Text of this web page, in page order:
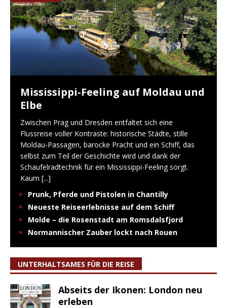
Mississippi-Feeling auf Moldau und
Elbe
Zwischen Prag und Dresden entfaltet sich eine
Flussreise voller Kontraste: historische Städte, stille
Moldau-Passagen, barocke Pracht und ein Schiff, das
selbst zum Teil der Geschichte wird und dank der
Schaufelradtechnik für ein Mississippi-Feeling sorgt.
Kaum [...]
Prunk, Pferde und Pistolen in Chantilly
Neueste Reiseerlebnisse auf dem Schiff
Molde – die Rosenstadt am Romsdalsfjord
Normannischer Zauber lockt nach Rouen
UNTERHALTSAMES FÜR DIE REISE
Abseits der Ikonen: London neu
erleben